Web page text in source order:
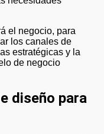
el negocio, para
los canales de
estratégicas y la
de negocio
diseño para